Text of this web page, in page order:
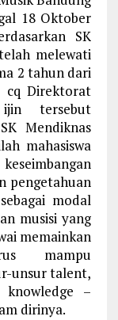
18 Oktober
SK
melewati
2 tahun dari
cq Direktorat
tersebut
Mendiknas
mahasiswa
pengetahuan
modal
musisi yang
memainkan
mampu
unsur talent,
–
dirinya.